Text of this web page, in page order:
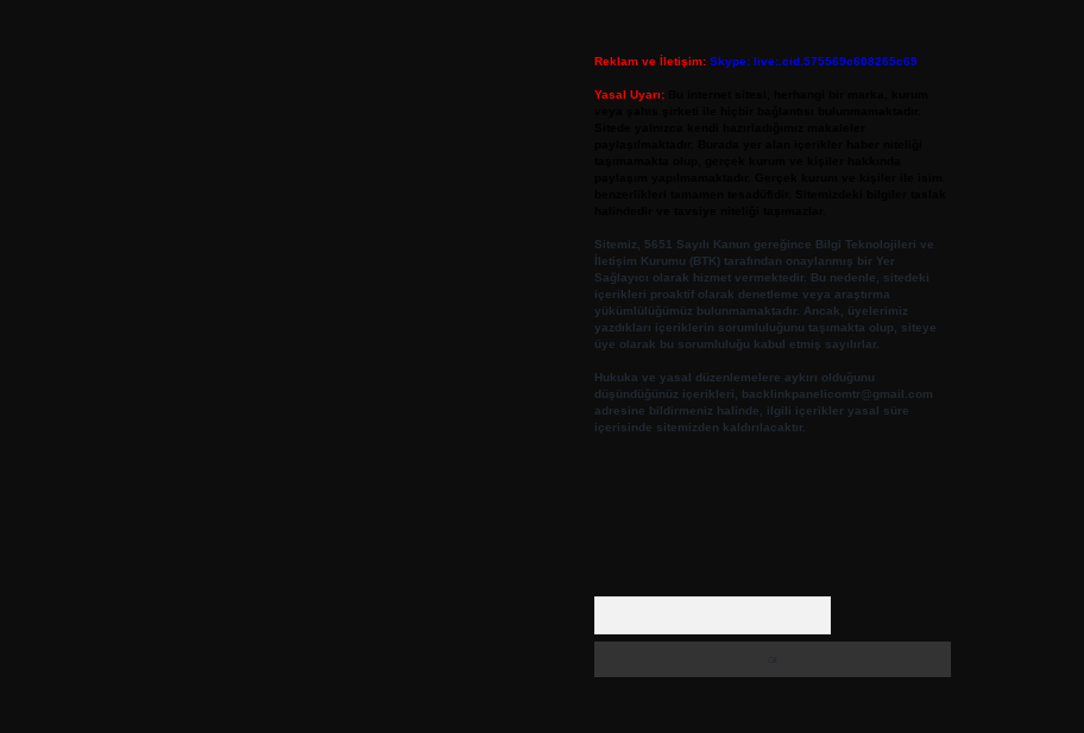
Reklam ve İletişim: Skype: live:.cid.575569c608265c69
Yasal Uyarı:
Sitemiz, 5651 Sayılı Kanun gereğince Bilgi Teknolojileri ve
İletişim Kurumu (BTK) tarafından onaylanmış bir Yer
Sağlayıcı olarak hizmet vermektedir. Bu nedenle, sitedeki
içerikleri proaktif olarak denetleme veya araştırma
yükümlülüğümüz bulunmamaktadır. Ancak, üyelerimiz
yazdıkları içeriklerin sorumluluğunu taşımakta olup, siteye
üye olarak bu sorumluluğu kabul etmiş sayılırlar.
Hukuka ve yasal düzenlemelere aykırı olduğunu
düşündüğünüz içerikleri,
backlinkpanelicomtr@gmail.com
adresine bildirmeniz halinde, ilgili içerikler yasal süre
içerisinde sitemizden kaldırılacaktır.